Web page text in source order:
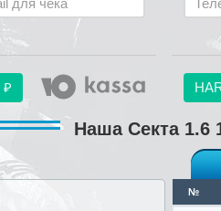
₽
Наша Секта 1.6
№